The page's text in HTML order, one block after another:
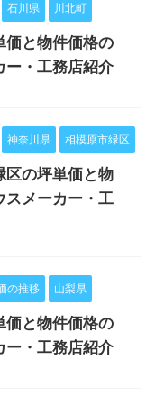
石川県 川北町
価と物件価格の
ー・工務店紹介
神奈川県 相模原市緑区
区の坪単価と物
スメーカー・工
の推移 山梨県
価と物件価格の
ー・工務店紹介